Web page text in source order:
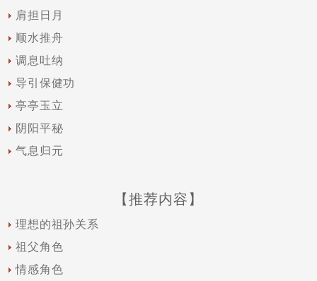
肩担日月
顺水推舟
调息吐纳
导引保健功
亭亭玉立
阴阳平秘
气息归元
【推荐内容】
理想的祖孙关系
祖父角色
情感角色